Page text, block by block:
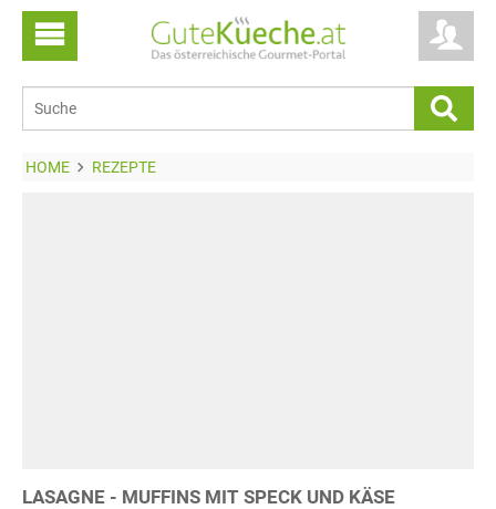
HOME REZEPTE
LASAGNE - MUFFINS MIT SPECK UND KÄSE